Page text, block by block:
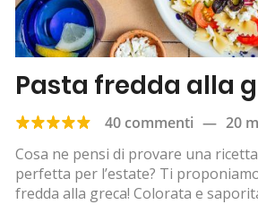
Pasta fredda alla
40 commenti — 20
Cosa ne pensi di provare una
perfetta per l’estate? Ti
fredda alla greca! Colorata e